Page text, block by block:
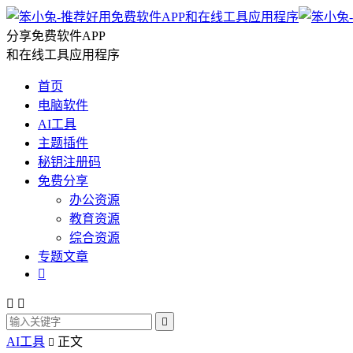
分享免费软件APP
和在线工具应用程序
首页
电脑软件
AI工具
主题插件
秘钥注册码
免费分享
办公资源
教育资源
综合资源
专题文章

 

AI工具  正文